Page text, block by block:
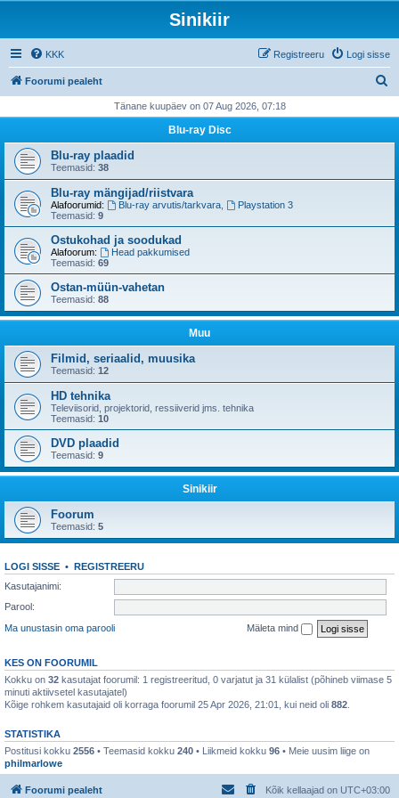
Sinikiir
KKK Logi sisse
Registreeru
Foorumi pealeht
i
Tänane kuupäev on 07 Aug 2026, 07:18
Blu-ray Disc
Blu-ray plaadid
Teemasid: 38
Blu-ray mängijad/riistvara
Alafoorumid: Blu-ray arvutis/tarkvara,
Playstation 3
Teemasid: 9
Ostukohad ja soodukad
Alafoorum:
Head pakkumised
Teemasid: 69
Ostan-müün-vahetan
Teemasid: 88
Muu
Filmid, seriaalid, muusika
Teemasid: 12
HD tehnika
Televiisorid, projektorid, ressiiverid jms. tehnika
Teemasid: 10
DVD plaadid
Teemasid: 9
Sinikiir
Foorum
Teemasid: 5
LOGI SISSE • REGISTREERU
Kasutajanimi:
Parool:
Ma unustasin oma parooli
Mäleta mind
KES ON FOORUMIL
Kokku on 32 kasutajat foorumil: 1 registreeritud, 0 varjatut ja 31 külalist (põhineb viimase 5
minuti aktiivsetel kasutajatel)
Kõige rohkem kasutajaid oli korraga foorumil 25 Apr 2026, 21:01, kui neid oli 882
STATISTIKA
Postitusi kokku 2556 • Teemasid kokku 240 • Liikmeid kokku 96 • Meie uusim liige on
philmarlowe
Foorumi pealeht Kõik kellaajad on UTC+03:00